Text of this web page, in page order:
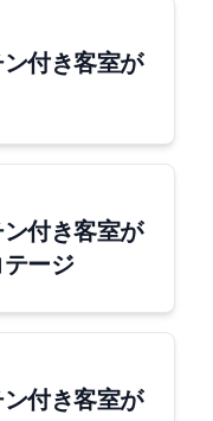
付き客室が
付き客室が
ージ
付き客室が